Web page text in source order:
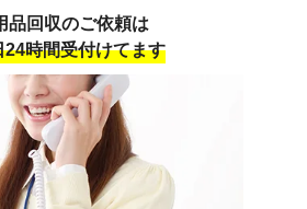
品回収のご依頼は
24時間受付けてます